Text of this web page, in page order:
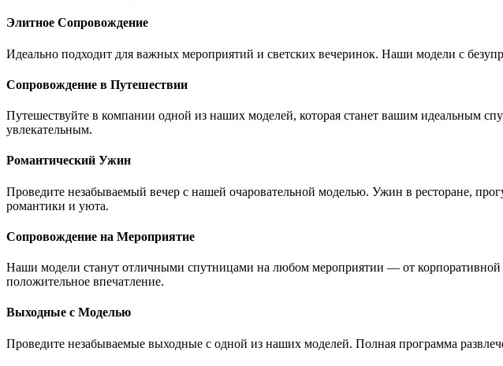
Элитное Сопровождение
Идеально подходит для важных мероприятий и светских вечеринок. Наши модели с
Сопровождение в Путешествии
Путешествуйте в компании одной из наших моделей, которая станет вашим идеальным
увлекательным.
Романтический Ужин
Проведите незабываемый вечер с нашей очаровательной моделью. Ужин в ресторане,
романтики и уюта.
Сопровождение на Мероприятие
Наши модели станут отличными спутницами на любом мероприятии — от корпоративной
положительное впечатление.
Выходные с Моделью
Проведите незабываемые выходные с одной из наших моделей. Полная программа